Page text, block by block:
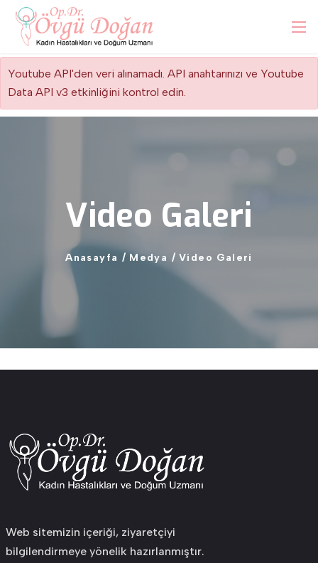
Youtube API'den veri alınamadı. API anahtarınızı ve Youtube
Data API v3 etkinliğini kontrol edin.
Video Galeri
Anasayfa / Medya / Video Galeri
Web sitemizin içeriği, ziyaretçiyi
bilgilendirmeye yönelik hazırlanmıştır.